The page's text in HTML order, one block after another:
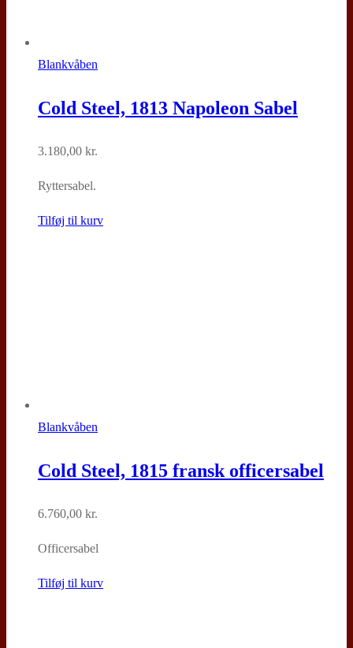
Blankvåben
Cold Steel, 1813 Napoleon Sabel
3.180,00 kr.
Ryttersabel.
Tilføj til kurv
Blankvåben
Cold Steel, 1815 fransk officersabel
6.760,00 kr.
Officersabel
Tilføj til kurv